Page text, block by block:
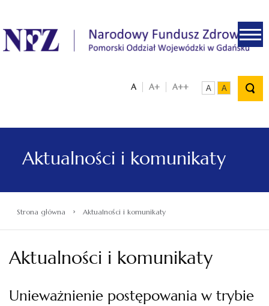
.
A A+ A++ A A
Aktualności i komunikaty
Strona główna › Aktualności i komunikaty
Aktualności i komunikaty
Unieważnienie postępowania w trybie